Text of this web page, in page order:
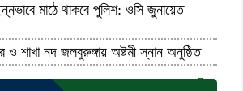
মাঠে থাকবে পুলিশ: ওসি জুনায়েত
ও শাখা নদ জলবুরুঙ্গায় অষ্টমী স্নান অনুষ্ঠিত
আরো পড়ুন...